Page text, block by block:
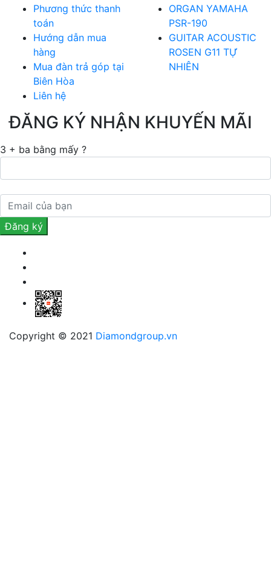
Phương thức thanh
toán
Hướng dẫn mua
hàng
Mua đàn trả góp tại
Biên Hòa
Liên hệ
ORGAN YAMAHA
PSR-190
GUITAR ACOUSTIC
ROSEN G11 TỰ
NHIÊN
ĐĂNG KÝ NHẬN KHUYẾN MÃI
3 + ba bằng mấy ?
Copyright © 2021 Diamondgroup.vn